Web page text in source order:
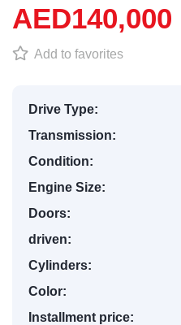
AED140,000
Add to favorites
Drive Type:
Transmission:
Condition:
Engine Size:
Doors:
driven:
Cylinders:
Color:
Installment price: